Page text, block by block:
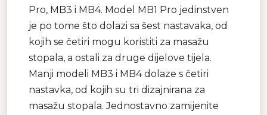
Pro, MB3 i MB4. Model MB1 Pro jedinstven
je po tome što dolazi sa šest nastavaka, od
kojih se četiri mogu koristiti za masažu
stopala, a ostali za druge dijelove tijela.
Manji modeli MB3 i MB4 dolaze s četiri
nastavka, od kojih su tri dizajnirana za
masažu stopala. Jednostavno zamijenite